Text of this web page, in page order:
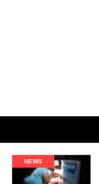
NEWS